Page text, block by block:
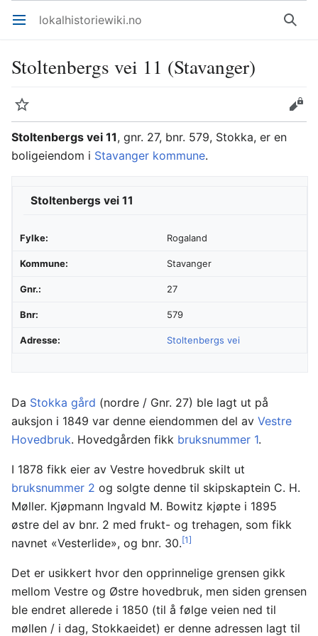
Åpne hovedmenyen lokalhistoriewiki.no Søk
Stoltenbergs vei 11 (Stavanger)
Overvåk
Rediger
Stoltenbergs vei 11, gnr. 27, bnr. 579, Stokka, er en
boligeiendom i Stavanger kommune.
Stoltenbergs vei 11
Fylke: Rogaland
Kommune: Stavanger
Gnr.: 27
Bnr: 579
Adresse: Stoltenbergs vei
Da Stokka gård (nordre / Gnr. 27) ble lagt ut på
auksjon i 1849 var denne eiendommen del av Vestre
Hovedbruk. Hovedgården fikk bruksnummer 1.
I 1878 fikk eier av Vestre hovedbruk skilt ut
bruksnummer 2 og solgte denne til skipskaptein C. H.
Møller. Kjøpmann Ingvald M. Bowitz kjøpte i 1895
østre del av bnr. 2 med frukt- og trehagen, som fikk
navnet «Vesterlide», og bnr. 30.[1]
Det er usikkert hvor den opprinnelige grensen gikk
mellom Vestre og Østre hovedbruk, men siden grensen
ble endret allerede i 1850 (til å følge veien ned til
møllen / i dag, Stokkaeidet) er denne adressen lagt til